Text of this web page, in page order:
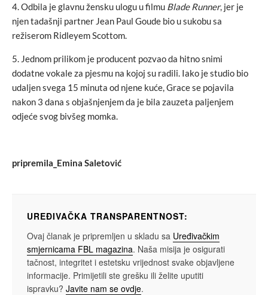
4. Odbila je glavnu žensku ulogu u filmu Blade Runner, jer je
njen tadašnji partner Jean Paul Goude bio u sukobu sa
režiserom Ridleyem Scottom.
5. Jednom prilikom je producent pozvao da hitno snimi
dodatne vokale za pjesmu na kojoj su radili. Iako je studio bio
udaljen svega 15 minuta od njene kuće, Grace se pojavila
nakon 3 dana s objašnjenjem da je bila zauzeta paljenjem
odjeće svog bivšeg momka.
pripremila_Emina Saletović
UREĐIVAČKA TRANSPARENTNOST:
Ovaj članak je pripremljen u skladu sa Uređivačkim
smjernicama FBL magazina. Naša misija je osigurati
tačnost, integritet i estetsku vrijednost svake objavljene
informacije. Primijetili ste grešku ili želite uputiti
ispravku? Javite nam se ovdje.